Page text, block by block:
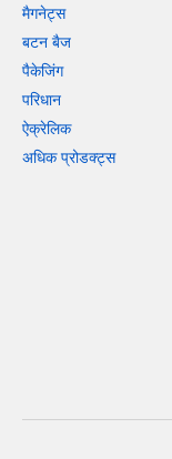
मैगनेट्स
बटन बैज
पैकेजिंग
परिधान
ऐक्रेलिक
अधिक प्रोडक्ट्स